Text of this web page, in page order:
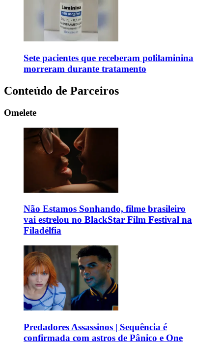
Sete pacientes que receberam polilaminina
morreram durante tratamento
Conteúdo de Parceiros
Omelete
Não Estamos Sonhando, filme brasileiro
vai estrelou no BlackStar Film Festival na
Filadélfia
Predadores Assassinos | Sequência é
confirmada com astros de Pânico e One